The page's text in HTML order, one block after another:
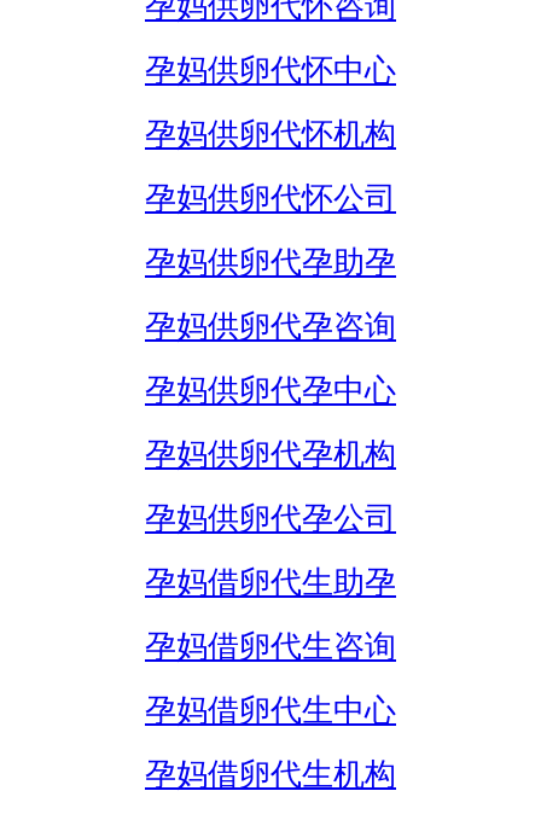
孕妈供卵代怀中心
孕妈供卵代怀机构
孕妈供卵代怀公司
孕妈供卵代孕助孕
孕妈供卵代孕咨询
孕妈供卵代孕中心
孕妈供卵代孕机构
孕妈供卵代孕公司
孕妈借卵代生助孕
孕妈借卵代生咨询
孕妈借卵代生中心
孕妈借卵代生机构